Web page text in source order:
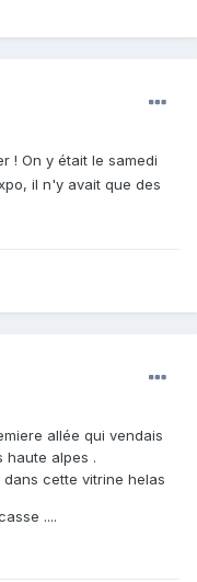
! On y était le samedi
il n'y avait que des
allée qui vendais
haute alpes .
cette vitrine helas
....